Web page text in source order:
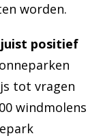
worden.
positief
tot vragen
windmolens